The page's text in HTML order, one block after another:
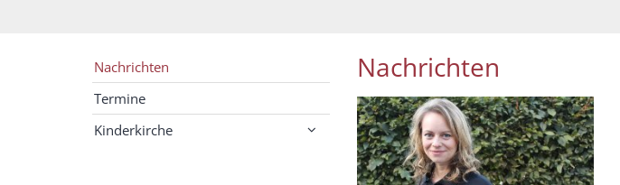
Nachrichten
Nachrichten
Termine
Kinderkirche